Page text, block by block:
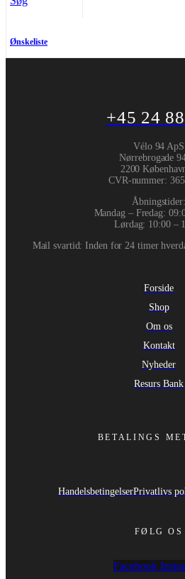
Ønskeliste
+45 24
Vélo 94 ApS
Nørrebrogade
2200
CVR-nummer:
Åbningstider:
Mandag – Fredag:
Lørdag: 10:00 –
Mail svartid: Inden for 24 timer
Forside
Shop
Om os
Kontakt
Nyheder
Resurs Bank
BETALINGS
HandelsbetingelserPrivatlivs
FØLG OS
Facebook